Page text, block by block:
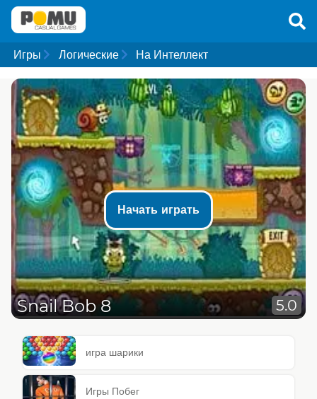
Игры Логические На Интеллект
Начать играть
Snail Bob 8 5.0
игра шарики
Игры Побег